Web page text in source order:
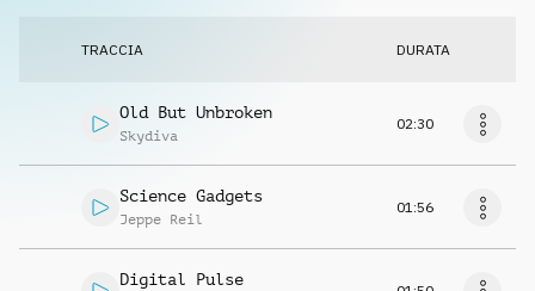
TRACCIA DURATA
Old But Unbroken
Skydiva
02:30
Science Gadgets
Jeppe Reil
01:56
Digital Pulse